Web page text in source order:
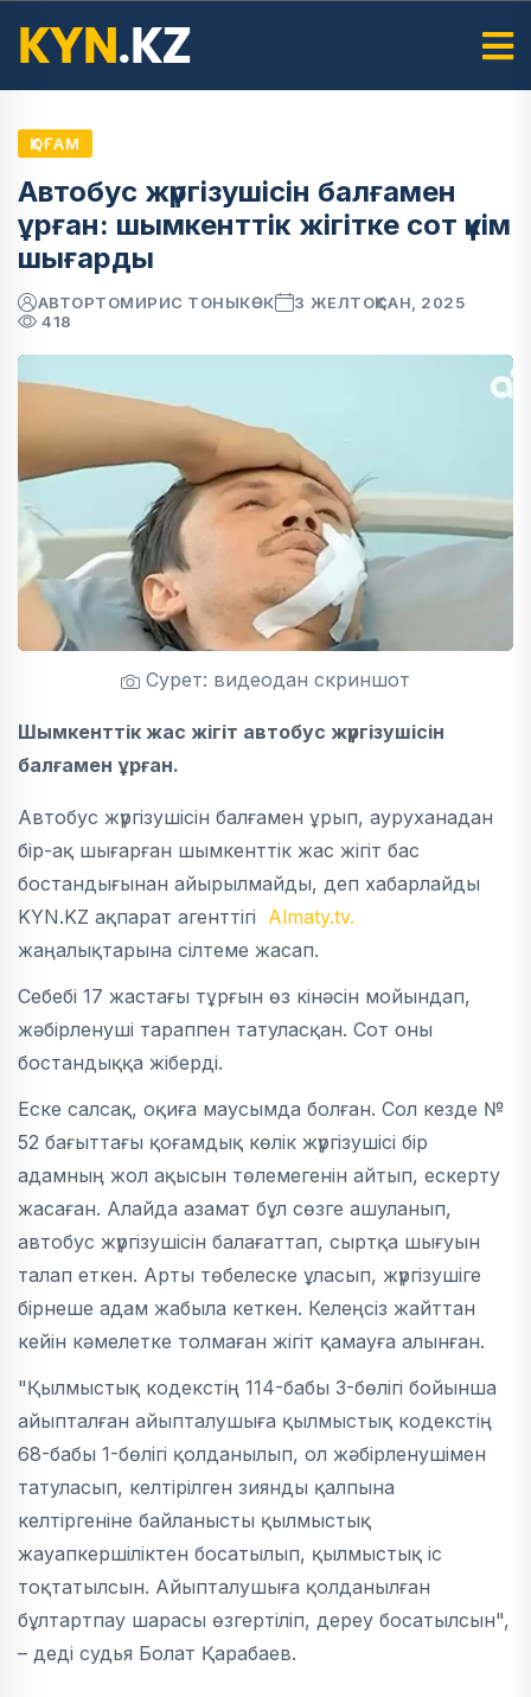
ҚОҒАМ
Автобус жүргізушісін балғамен
ұрған: шымкенттік жігітке сот үкім
шығарды
АВТОРТОМИРИС ТОНЫКӨК
3 ЖЕЛТОҚСАН, 2025
418
Сурет: видеодан скриншот
Шымкенттік жас жігіт автобус жүргізушісін
балғамен ұрған.
Автобус жүргізушісін балғамен ұрып, ауруханадан
бір-ақ шығарған шымкенттік жас жігіт бас
бостандығынан айырылмайды, деп хабарлайды
KYN.KZ ақпарат агенттігі Almaty.tv.
жаңалықтарына сілтеме жасап.
Себебі 17 жастағы тұрғын өз кінәсін мойындап,
жәбірленуші тараппен татуласқан. Сот оны
бостандыққа жіберді.
Еске салсақ, оқиға маусымда болған. Сол кезде №
52 бағыттағы қоғамдық көлік жүргізушісі бір
адамның жол ақысын төлемегенін айтып, ескерту
жасаған. Алайда азамат бұл сөзге ашуланып,
автобус жүргізушісін балағаттап, сыртқа шығуын
талап еткен. Арты төбелеске ұласып, жүргізушіге
бірнеше адам жабыла кеткен. Келеңсіз жайттан
кейін кәмелетке толмаған жігіт қамауға алынған.
"Қылмыстық кодекстің 114-бабы 3-бөлігі бойынша
айыпталған айыпталушыға қылмыстық кодекстің
68-бабы 1-бөлігі қолданылып, ол жәбірленушімен
татуласып, келтірілген зиянды қалпына
келтіргеніне байланысты қылмыстық
жауапкершіліктен босатылып, қылмыстық іс
тоқтатылсын. Айыпталушыға қолданылған
бұлтартпау шарасы өзгертіліп, дереу босатылсын",
– деді судья Болат Қарабаев.